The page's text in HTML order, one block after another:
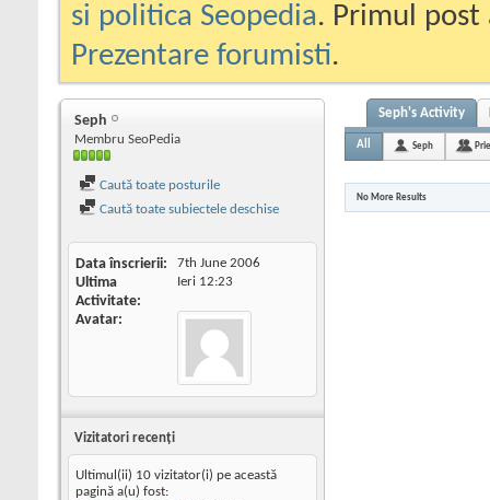
si politica Seopedia. Primul
Prezentare forumisti.
Seph
Membru SeoPedia
Caută toate posturile
Caută toate subiectele deschise
Data înscrierii 7th June 2006
Ultima
Activitate
Ieri 12:23
Avatar
Vizitatori recenţi
Ultimul(ii) 10 vizitator(i) pe această
pagină a(u) fost:
Seph's Activity
All Seph
No More Results